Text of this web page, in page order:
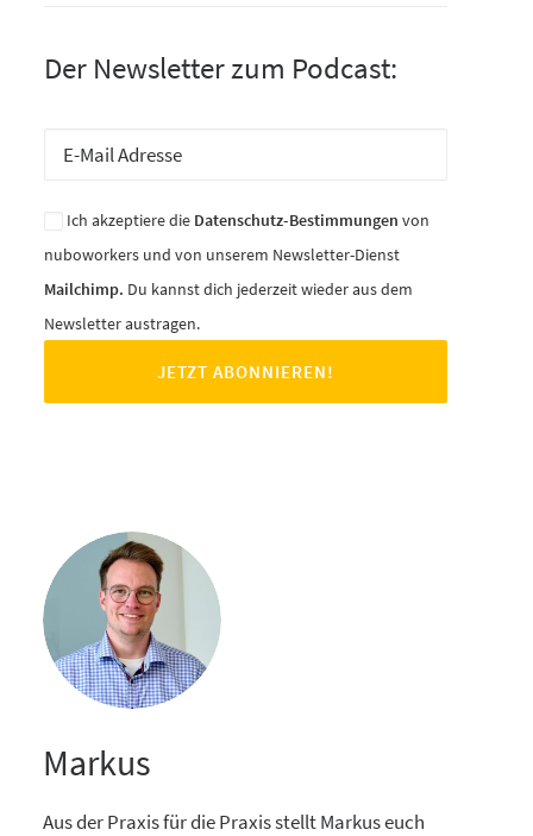
Der Newsletter zum Podcast:
Ich akzeptiere die Datenschutz-Bestimmungen von
nuboworkers und von unserem Newsletter-Dienst
Mailchimp. Du kannst dich jederzeit wieder aus dem
Newsletter austragen.
Markus
Aus der Praxis für die Praxis stellt Markus euch